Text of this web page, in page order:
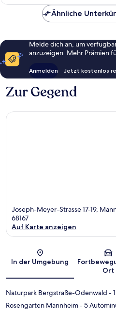
Ähnliche
Melde dich an, um
anzuzeigen. Mehr Prämien
Anmelden Jetzt kostenlos
Zur Gegend
Joseph-Meyer-Strasse 17-19,
68167
Auf Karte anzeigen
In der Umgebung
Ort
Naturpark Bergstraße-Odenwald -
Rosengarten Mannheim- 5